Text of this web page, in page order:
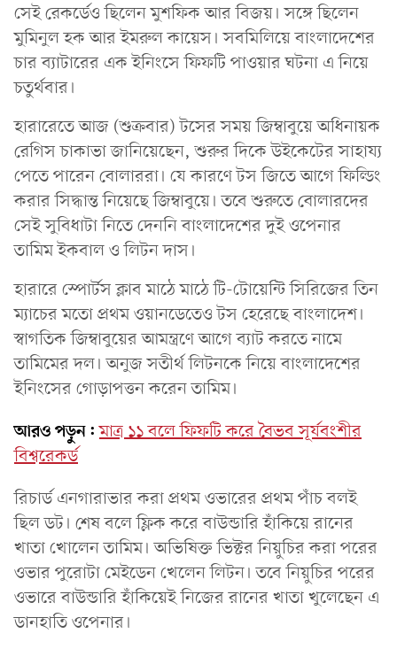
সেই রেকর্ডেও ছিলেন মুশফিক আর বিজয়। সঙ্গে ছিলেন
মুমিনুল হক আর ইমরুল কায়েস। সবমিলিয়ে বাংলাদেশের
চার ব্যাটারের এক ইনিংসে ফিফটি পাওয়ার ঘটনা এ নিয়ে
চতুর্থবার।
হারারেতে আজ (শুক্রবার) টসের সময় জিম্বাবুয়ে অধিনায়ক
রেগিস চাকাভা জানিয়েছেন, শুরুর দিকে উইকেটের সাহায্য
পেতে পারেন বোলাররা। যে কারণে টস জিতে আগে ফিল্ডিং
করার সিদ্ধান্ত নিয়েছে জিম্বাবুয়ে। তবে শুরুতে বোলারদের
সেই সুবিধাটা নিতে দেননি বাংলাদেশের দুই ওপেনার
তামিম ইকবাল ও লিটন দাস।
হারারে স্পোর্টস ক্লাব মাঠে মাঠে টি-টোয়েন্টি সিরিজের তিন
ম্যাচের মতো প্রথম ওয়ানডেতেও টস হেরেছে বাংলাদেশ।
স্বাগতিক জিম্বাবুয়ের আমন্ত্রণে আগে ব্যাট করতে নামে
তামিমের দল। অনুজ সতীর্থ লিটনকে নিয়ে বাংলাদেশের
ইনিংসের গোড়াপত্তন করেন তামিম।
আরও পড়ুন: মাত্র ১১ বলে ফিফটি করে বৈভব সূর্যবংশীর
বিশ্বরেকর্ড
রিচার্ড এনগারাভার করা প্রথম ওভারের প্রথম পাঁচ বলই
ছিল ডট। শেষ বলে ফ্লিক করে বাউন্ডারি হাঁকিয়ে রানের
খাতা খোলেন তামিম। অভিষিক্ত ভিক্টর নিয়ুচির করা পরের
ওভার পুরোটা মেইডেন খেলেন লিটন। তবে নিয়ুচির পরের
ওভারে বাউন্ডারি হাঁকিয়েই নিজের রানের খাতা খুলেছেন এ
ডানহাতি ওপেনার।